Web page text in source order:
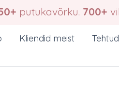
putukavõrku. 700+
Kliendid meist